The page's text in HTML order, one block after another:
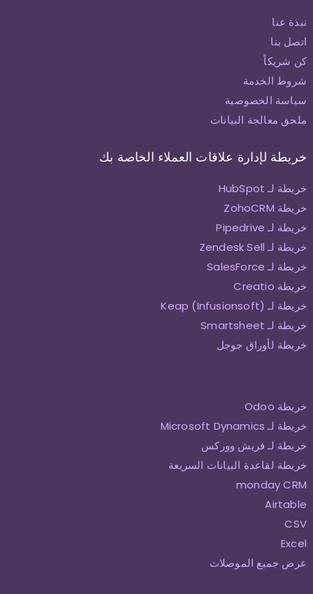
نبذة عنا
اتصل بنا
كن شريكاً
شروط الخدمة
سياسة الخصوصية
ملحق معالجة البيانات
خريطة لإدارة علاقات العملاء الخاصة بك
خريطة لـ HubSpot
خريطة ZohoCRM
خريطة لـ Pipedrive
خريطة لـ Zendesk Sell
خريطة لـ SalesForce
خريطة Creatio
خريطة لـ Keap (Infusionsoft)
خريطة لـ Smartsheet
خريطة لأوراق جوجل
خريطة Odoo
خريطة لـ Microsoft Dynamics
خريطة لـ فريش ووركس
خريطة لقاعدة البيانات السريعة
monday CRM
Airtable
CSV
Excel
عرض جميع الموصلات